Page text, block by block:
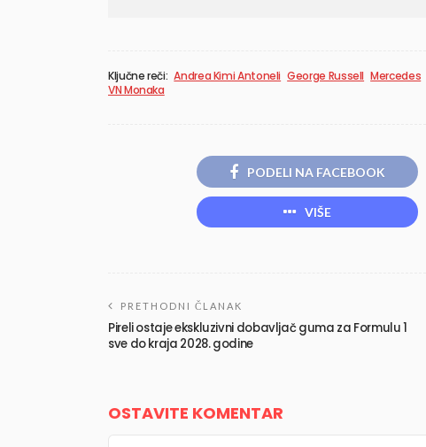
Ključne reči: Andrea Kimi Antoneli George Russell Mercedes
VN Monaka
PODELI NA FACEBOOK
VIŠE
PRETHODNI ČLANAK
Pireli ostaje ekskluzivni dobavljač guma za Formulu 1
sve do kraja 2028. godine
OSTAVITE KOMENTAR